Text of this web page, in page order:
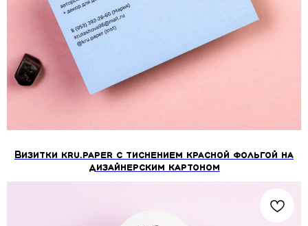
Визитки kru.paper с тиснением красной фольгой на
дизайнерским картоном